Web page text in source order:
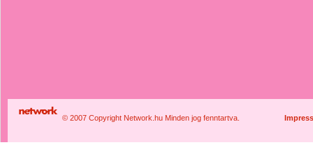
© 2007 Copyright Network.hu Minden jog fenntartva.